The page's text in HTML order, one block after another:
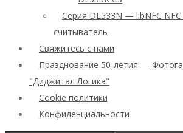
Серия DL533N — libNFC NFC
считыватель
Свяжитесь с нами
Празднование 50-летия —
"Диджитал Логика"
Cookie политики
Конфиденциальности